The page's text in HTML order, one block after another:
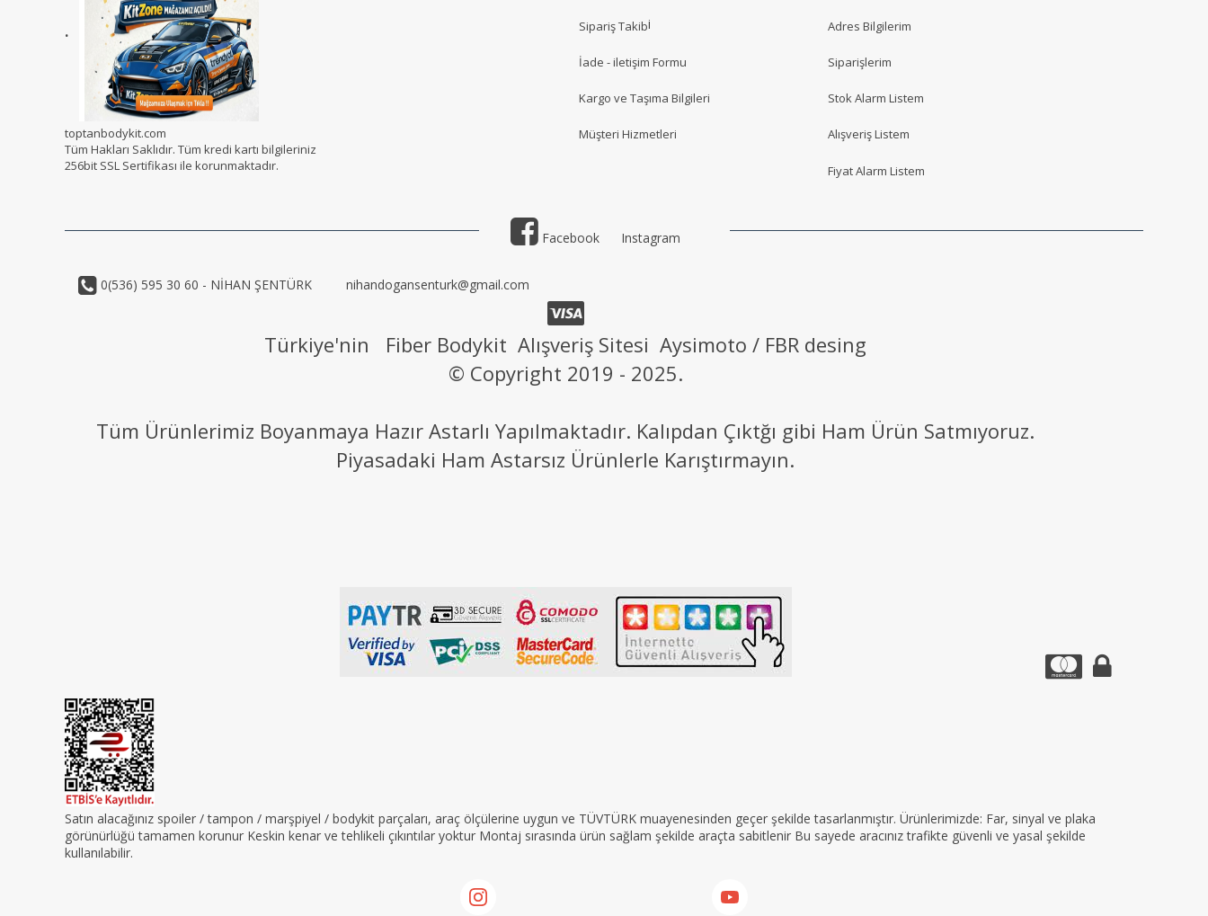
.
toptanbodykit.com
Tüm Hakları Saklıdır. Tüm kredi kartı bilgileriniz
256bit SSL Sertifikası ile korunmaktadır.
Sipariş Takibi
İade - iletişim Formu
Kargo ve Taşıma Bilgileri
Müşteri Hizmetleri
Adres Bilgilerim
Siparişlerim
Stok Alarm Listem
Alışveriş Listem
Fiyat Alarm Listem
Facebook Instagram
0(536) 595 30 60 - NİHAN ŞENTÜRK nihandogansenturk@gmail.com
Türkiye'nin Fiber Bodykit Alışveriş Sitesi Aysimoto / FBR desing
© Copyright 2019 - 2025.
Tüm Ürünlerimiz Boyanmaya Hazır Astarlı Yapılmaktadır. Kalıpdan Çıktğı gibi Ham Ürün Satmıyoruz.
Piyasadaki Ham Astarsız Ürünlerle Karıştırmayın.
Satın alacağınız spoiler / tampon / marşpiyel / bodykit parçaları, araç ölçülerine uygun ve TÜVTÜRK muayenesinden geçer şekilde tasarlanmıştır. Ürünlerimizde: Far, sinyal ve plaka
görünürlüğü tamamen korunur Keskin kenar ve tehlikeli çıkıntılar yoktur Montaj sırasında ürün sağlam şekilde araçta sabitlenir Bu sayede aracınız trafikte güvenli ve yasal şekilde
kullanılabilir.